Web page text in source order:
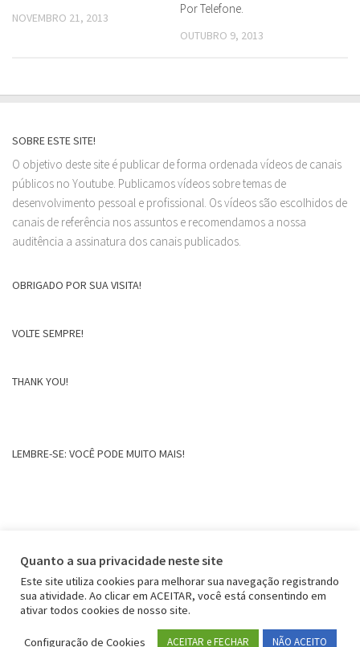
NOVEMBRO 21, 2013
Por Telefone.
OUTUBRO 9, 2013
SOBRE ESTE SITE!
O objetivo deste site é publicar de forma ordenada vídeos de canais
públicos no Youtube. Publicamos vídeos sobre temas de
desenvolvimento pessoal e profissional. Os vídeos são escolhidos de
canais de referência nos assuntos e recomendamos a nossa
auditência a assinatura dos canais publicados.
OBRIGADO POR SUA VISITA!
VOLTE SEMPRE!
THANK YOU!
LEMBRE-SE: VOCÊ PODE MUITO MAIS!
Quanto a sua privacidade neste site
Este site utiliza cookies para melhorar sua navegação registrando
sua atividade. Ao clicar em ACEITAR, você está consentindo em
ativar todos cookies de nosso site.
Configuração de Cookies ACEITAR e FECHAR NÃO ACEITO